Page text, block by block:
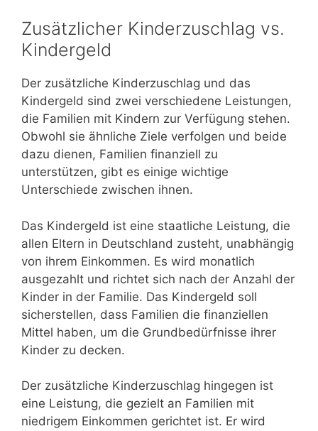
Zusätzlicher Kinderzuschlag vs.
Kindergeld
Der zusätzliche Kinderzuschlag und das
Kindergeld sind zwei verschiedene Leistungen,
die Familien mit Kindern zur Verfügung stehen.
Obwohl sie ähnliche Ziele verfolgen und beide
dazu dienen, Familien finanziell zu
unterstützen, gibt es einige wichtige
Unterschiede zwischen ihnen.
Das Kindergeld ist eine staatliche Leistung, die
allen Eltern in Deutschland zusteht, unabhängig
von ihrem Einkommen. Es wird monatlich
ausgezahlt und richtet sich nach der Anzahl der
Kinder in der Familie. Das Kindergeld soll
sicherstellen, dass Familien die finanziellen
Mittel haben, um die Grundbedürfnisse ihrer
Kinder zu decken.
Der zusätzliche Kinderzuschlag hingegen ist
eine Leistung, die gezielt an Familien mit
niedrigem Einkommen gerichtet ist. Er wird